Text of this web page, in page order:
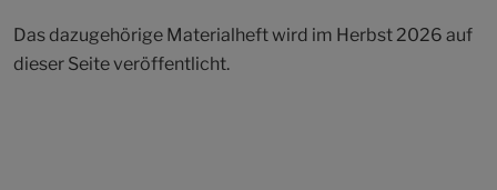
Das dazugehörige Materialheft wird im Herbst 2026 auf
dieser Seite veröffentlicht.